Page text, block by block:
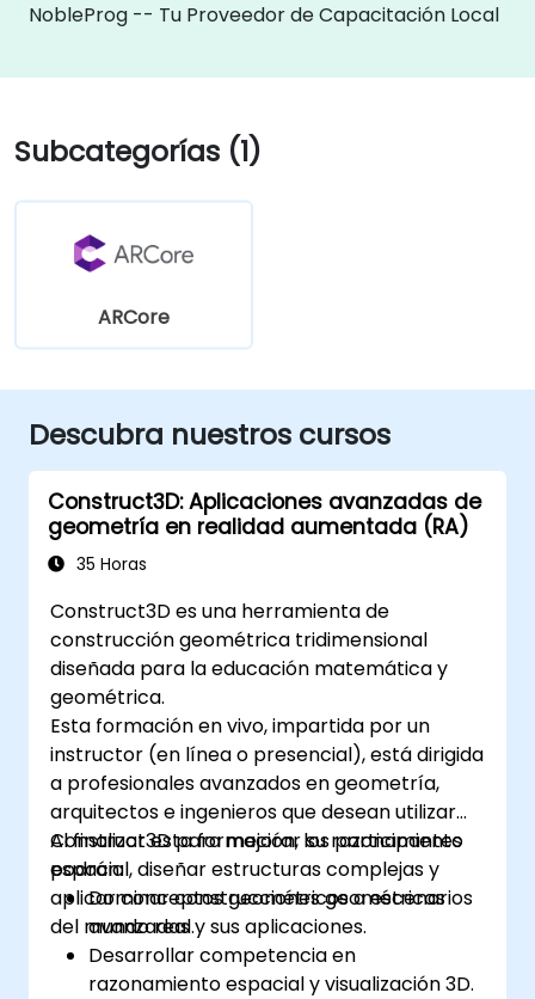
NobleProg -- Tu Proveedor de Capacitación Local
Subcategorías (1)
ARCore
Descubra nuestros cursos
Construct3D: Aplicaciones avanzadas de
geometría en realidad aumentada (RA)
35 Horas
Construct3D es una herramienta de
construcción geométrica tridimensional
diseñada para la educación matemática y
geométrica.
Esta formación en vivo, impartida por un
instructor (en línea o presencial), está dirigida
a profesionales avanzados en geometría,
arquitectos e ingenieros que desean utilizar
Construct3D para mejorar su razonamiento
espacial, diseñar estructuras complejas y
aplicar conceptos geométricos a escenarios
del mundo real.
Al finalizar esta formación, los participantes
podrán:
Dominar construcciones geométricas
avanzadas y sus aplicaciones.
Desarrollar competencia en
razonamiento espacial y visualización 3D.